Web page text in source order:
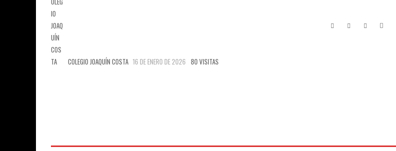
COLEGIO JOAQUÍN COSTA 16 DE ENERO DE 2026 80 VISITAS